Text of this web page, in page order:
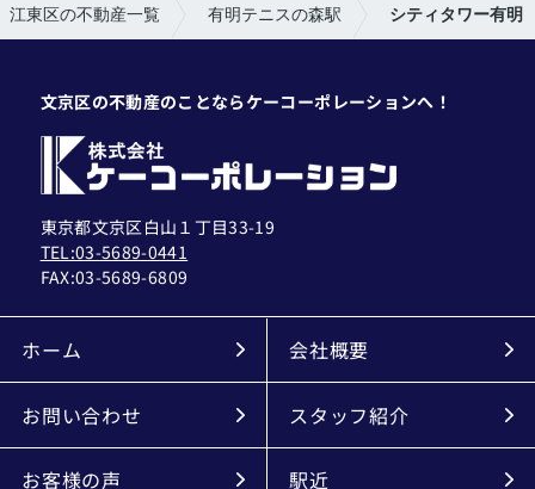
江東区の不動産一覧 有明テニスの森駅 シティタワー有明
文京区の不動産のことならケーコーポレーションへ！
東京都文京区白山１丁目33-19
TEL:03-5689-0441
FAX:03-5689-6809
ホーム 会社概要
お問い合わせ スタッフ紹介
お客様の声 駅近